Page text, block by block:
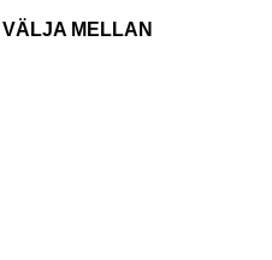
MELLAN